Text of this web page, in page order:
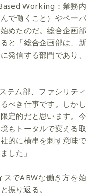
Working：業務内
で働くこと）やペーパ
めたのだ。総合企画部
と「総合企画部は、新
発信する部門であり、
テム部、ファシリティ
べき仕事です。しかし
定的だと思います。今
もトータルで変える取
的に横串を刺す意味で
した」
スでABWな働き方を始
振り返る。